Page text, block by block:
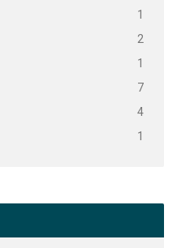
1
2
1
7
4
1